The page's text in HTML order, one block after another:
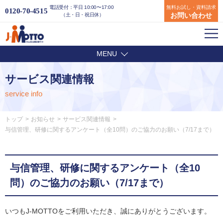
0120-70-4515 電話受付：平日 10:00〜17:00
（土・日・祝日休）
無料お試し・資料請求
お問い合わせ
MENU
サービス関連情報
service info
トップ お知らせ
サービス関連情報
与信管理、研修に関するアンケート（全10問）のご協力のお願い（7/17まで）
与信管理、研修に関するアンケート（全10
問）のご協力のお願い（7/17まで）
いつもJ-MOTTOをご利用いただき、誠にありがとうございます。